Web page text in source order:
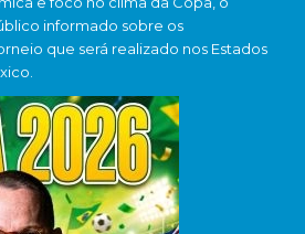
informado sobre os
que será realizado nos Estados